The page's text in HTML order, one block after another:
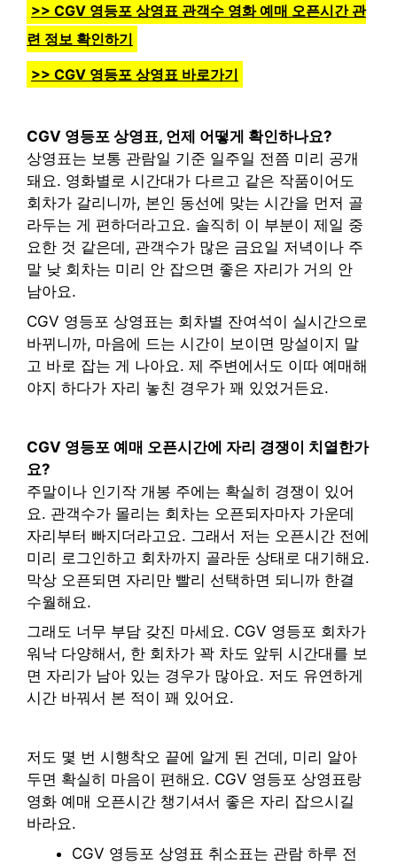
>> CGV 영등포 상영표 관객수 영화 예매 오픈시간 관
련 정보 확인하기
>> CGV 영등포 상영표 바로가기
CGV 영등포 상영표, 언제 어떻게 확인하나요?
상영표는 보통 관람일 기준 일주일 전쯤 미리 공개
돼요. 영화별로 시간대가 다르고 같은 작품이어도
회차가 갈리니까, 본인 동선에 맞는 시간을 먼저 골
라두는 게 편하더라고요. 솔직히 이 부분이 제일 중
요한 것 같은데, 관객수가 많은 금요일 저녁이나 주
말 낮 회차는 미리 안 잡으면 좋은 자리가 거의 안
남아요.
CGV 영등포 상영표는 회차별 잔여석이 실시간으로
바뀌니까, 마음에 드는 시간이 보이면 망설이지 말
고 바로 잡는 게 나아요. 제 주변에서도 이따 예매해
야지 하다가 자리 놓친 경우가 꽤 있었거든요.
CGV 영등포 예매 오픈시간에 자리 경쟁이 치열한가
요?
주말이나 인기작 개봉 주에는 확실히 경쟁이 있어
요. 관객수가 몰리는 회차는 오픈되자마자 가운데
자리부터 빠지더라고요. 그래서 저는 오픈시간 전에
미리 로그인하고 회차까지 골라둔 상태로 대기해요.
막상 오픈되면 자리만 빨리 선택하면 되니까 한결
수월해요.
그래도 너무 부담 갖진 마세요. CGV 영등포 회차가
워낙 다양해서, 한 회차가 꽉 차도 앞뒤 시간대를 보
면 자리가 남아 있는 경우가 많아요. 저도 유연하게
시간 바꿔서 본 적이 꽤 있어요.
저도 몇 번 시행착오 끝에 알게 된 건데, 미리 알아
두면 확실히 마음이 편해요. CGV 영등포 상영표랑
영화 예매 오픈시간 챙기셔서 좋은 자리 잡으시길
바라요.
CGV 영등포 상영표 취소표는 관람 하루 전